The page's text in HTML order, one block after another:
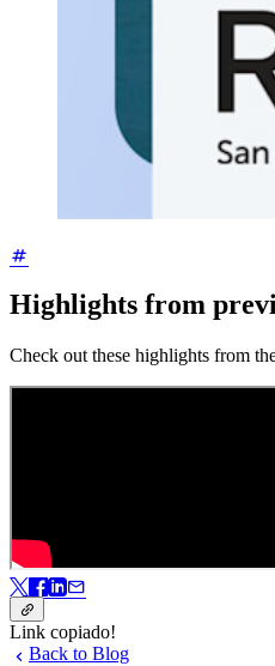
Highlights from
Check out these highlights from
Link copiado!
Back to Blog